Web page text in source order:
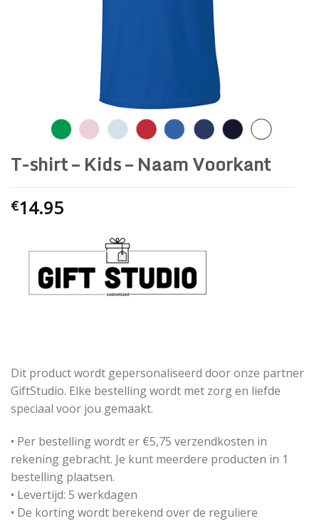
T-shirt – Kids – Naam Voorkant
€14.95
Dit product wordt gepersonaliseerd door onze partner
GiftStudio. Elke bestelling wordt met zorg en liefde
speciaal voor jou gemaakt.
• Per bestelling wordt er €5,75 verzendkosten in
rekening gebracht. Je kunt meerdere producten in 1
bestelling plaatsen.
• Levertijd: 5 werkdagen
• De korting wordt berekend over de reguliere